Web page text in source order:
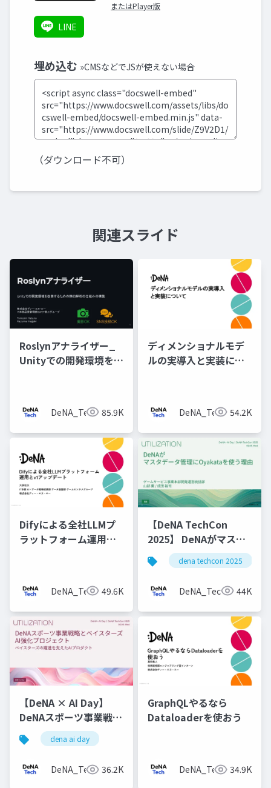
またはPlayer版
LINE
埋め込む »CMSなどでJSが使えない場合
（ダウンロード不可）
関連スライド
Roslynアナライザー_
Unityでの開発環境を改
DeNA_Tech 85.9K
ディメンショナルモデ
ルの実導入と実装につ
DeNA_Tech 54.2K
Difyによる全社LLMプ
ラットフォーム運用と
DeNA_Tech 49.6K
【DeNA TechCon
2025】 DeNAがマスタ
データ管理にOyakata
を使う理由
dena techcon 2025
DeNA_Tech 44K
【DeNA × AI Day】
DeNAスポーツ事業戦略
とベイスターズAI強化
プロジェクト
dena ai day
DeNA_Tech 36.2K
GraphQLやるなら
Dataloaderを使おう
DeNA_Tech 34.9K